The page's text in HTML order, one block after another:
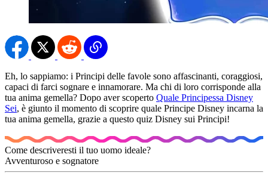
Eh, lo sappiamo: i Principi delle favole sono affascinanti, coraggiosi,
capaci di farci sognare e innamorare. Ma chi di loro corrisponde alla
tua anima gemella? Dopo aver scoperto Quale Principessa Disney
Sei, è giunto il momento di scoprire quale Principe Disney incarna la
tua anima gemella, grazie a questo quiz Disney sui Principi!
Come descriveresti il tuo uomo ideale?
Avventuroso e sognatore